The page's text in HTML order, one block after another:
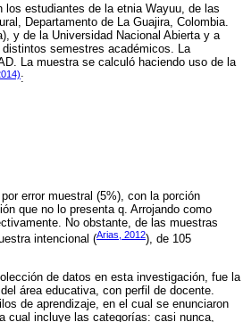
estudiantes de la etnia Wayuu, de las
Departamento de La Guajira, Colombia.
y de la Universidad Nacional Abierta y a
semestres académicos. La
La muestra se calculó haciendo uso de la
:
error muestral (5%), con la porción
que no lo presenta q. Arrojando como
No obstante, de las muestras
intencional (Arias, 2012), de 105
de datos en esta investigación, fue la
área educativa, con perfil de docente.
de aprendizaje, en el cual se enunciaron
cual incluye las categorías: casi nunca,